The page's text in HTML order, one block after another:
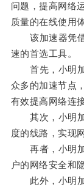
问题，提高网络
质量的在线使用
该加速器凭借
速的首选工具。
首先，小明加
众多的加速节点
有效提高网络连
其次，小明加
度的线路，实现
再者，小明加
户的网络安全和
此外，小明加